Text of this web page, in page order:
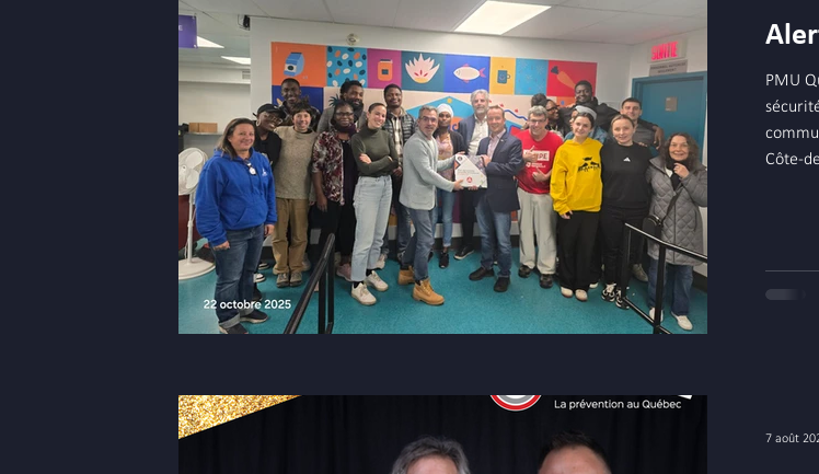
PMU
Côte-
7 août